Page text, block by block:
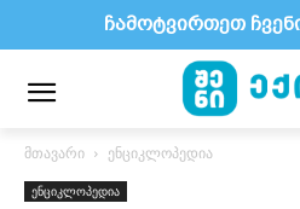
მთავარი ენციკლოპედია
ენციკლოპედია
ჩამოტვირთეთ